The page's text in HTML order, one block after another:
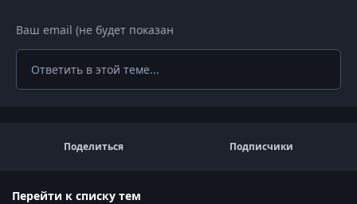
Ответить в этой теме...
Поделиться Подписчики
Перейти к списку тем